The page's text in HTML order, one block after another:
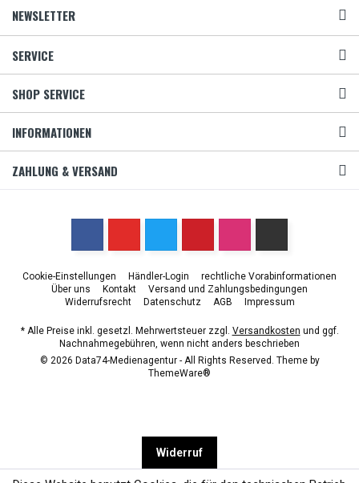
NEWSLETTER
SERVICE
SHOP SERVICE
INFORMATIONEN
ZAHLUNG & VERSAND
Cookie-Einstellungen Händler-Login
rechtliche Vorabinformationen
Über uns
Kontakt
Versand und Zahlungsbedingungen
Widerrufsrecht
Datenschutz AGB Impressum
* Alle Preise inkl. gesetzl. Mehrwertsteuer zzgl. Versandkosten und ggf.
Nachnahmegebühren, wenn nicht anders beschrieben
© 2026 Data74-Medienagentur - All Rights Reserved. Theme by
ThemeWare®
Widerruf